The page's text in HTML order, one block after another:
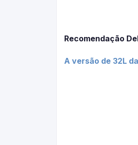
Recomendação
A versão de 32L